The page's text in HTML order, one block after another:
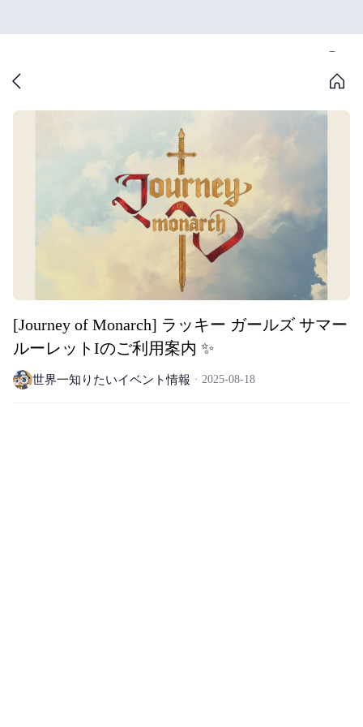
[Journey of Monarch] ラッキー ガールズ サマー
ルーレットIのご利用案内 ✨
世界一知りたいイベント情報 2025-08-18